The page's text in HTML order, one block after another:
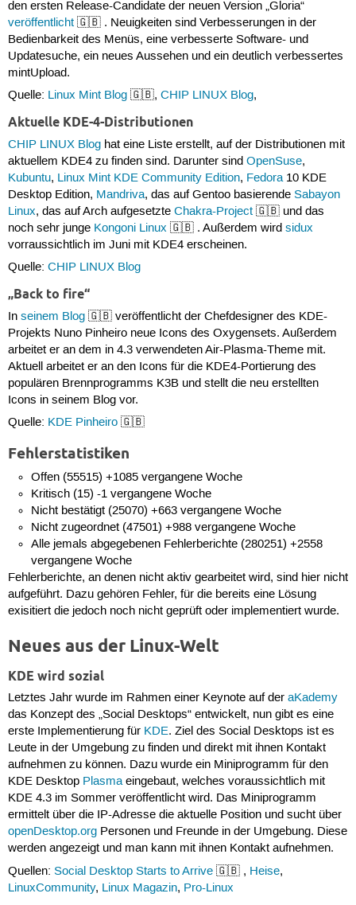
den ersten Release-Candidate der neuen Version „Gloria“
veröffentlicht🇬🇧 . Neuigkeiten sind Verbesserungen in der
Bedienbarkeit des Menüs, eine verbesserte Software- und
Updatesuche, ein neues Aussehen und ein deutlich verbessertes
mintUpload.
Quelle: Linux Mint Blog🇬🇧, CHIP LINUX Blog,
Aktuelle KDE-4-Distributionen
CHIP LINUX Bloghat eine Liste erstellt, auf der Distributionen mit
aktuellem KDE4 zu finden sind. Darunter sind OpenSuse,
Kubuntu, Linux Mint KDE Community Edition, Fedora10 KDE
Desktop Edition, Mandriva, das auf Gentoo basierende Sabayon
Linux, das auf Arch aufgesetzte Chakra-Project🇬🇧 und das
noch sehr junge Kongoni Linux 🇬🇧 . Außerdem wird sidux
vorraussichtlich im Juni mit KDE4 erscheinen.
Quelle: CHIP LINUX Blog
„Back to fire“
In seinem Blog🇬🇧 veröffentlicht der Chefdesigner des KDE-
Projekts Nuno Pinheiro neue Icons des Oxygensets. Außerdem
arbeitet er an dem in 4.3 verwendeten Air-Plasma-Theme mit.
Aktuell arbeitet er an den Icons für die KDE4-Portierung des
populären Brennprogramms K3B und stellt die neu erstellten
Icons in seinem Blog vor.
Quelle: KDE Pinheiro🇬🇧
Fehlerstatistiken
Offen (55515) +1085 vergangene Woche
Kritisch (15) -1 vergangene Woche
Nicht bestätigt (25070) +663 vergangene Woche
Nicht zugeordnet (47501) +988 vergangene Woche
Alle jemals abgegebenen Fehlerberichte (280251) +2558
vergangene Woche
Fehlerberichte, an denen nicht aktiv gearbeitet wird, sind hier nicht
aufgeführt. Dazu gehören Fehler, für die bereits eine Lösung
exisitiert die jedoch noch nicht geprüft oder implementiert wurde.
Neues aus der Linux-Welt
KDE wird sozial
Letztes Jahr wurde im Rahmen einer Keynote auf der aKademy
das Konzept des „Social Desktops“ entwickelt, nun gibt es eine
erste Implementierung für KDE. Ziel des Social Desktops ist es
Leute in der Umgebung zu finden und direkt mit ihnen Kontakt
aufnehmen zu können. Dazu wurde ein Miniprogramm für den
KDE Desktop Plasmaeingebaut, welches voraussichtlich mit
KDE 4.3 im Sommer veröffentlicht wird. Das Miniprogramm
ermittelt über die IP-Adresse die aktuelle Position und sucht über
openDesktop.orgPersonen und Freunde in der Umgebung. Diese
werden angezeigt und man kann mit ihnen Kontakt aufnehmen.
Quellen: Social Desktop Starts to Arrive🇬🇧 , Heise,
LinuxCommunity, Linux Magazin, Pro-Linux